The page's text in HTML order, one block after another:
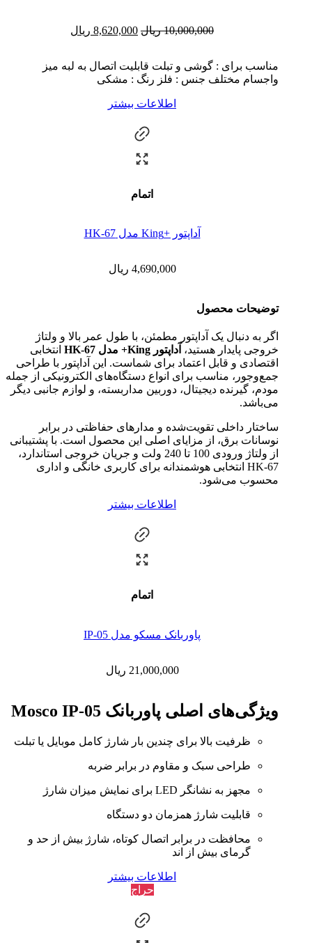
10,000,000 ریال 8,620,000 ریال
مناسب برای : گوشی و تبلت قابلیت اتصال به لبه میز
واجسام مختلف جنس : فلز رنگ : مشکی
اطلاعات بیشتر
اتمام
آداپتور +King مدل HK-67
4,690,000 ریال
توضیحات محصول
اگر به دنبال یک آداپتور مطمئن، با طول عمر بالا و ولتاژ
خروجی پایدار هستید، آداپتور King+ مدل HK-67
انتخابی
اقتصادی و قابل اعتماد برای شماست. این آداپتور با طراحی
جمع‌وجور، مناسب برای انواع دستگاه‌های الکترونیکی از جمله
مودم، گیرنده دیجیتال، دوربین مداربسته، و لوازم جانبی دیگر
می‌باشد.
ساختار داخلی تقویت‌شده و مدارهای حفاظتی در برابر
نوسانات برق، از مزایای اصلی این محصول است. با پشتیبانی
از ولتاژ ورودی 100 تا 240 ولت و جریان خروجی استاندارد،
HK-67 انتخابی هوشمندانه برای کاربری خانگی و اداری
محسوب می‌شود.
اطلاعات بیشتر
اتمام
پاوربانک مسکو مدل IP-05
21,000,000 ریال
ویژگی‌های اصلی پاوربانک Mosco IP-05
ظرفیت بالا برای چندین بار شارژ کامل موبایل یا تبلت
طراحی سبک و مقاوم در برابر ضربه
مجهز به نشانگر LED برای نمایش میزان شارژ
قابلیت شارژ همزمان دو دستگاه
محافظت در برابر اتصال کوتاه، شارژ بیش از حد و
گرمای بیش از اند
اطلاعات بیشتر
حراج